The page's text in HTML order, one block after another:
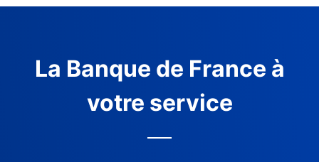
La Banque de France à
votre service